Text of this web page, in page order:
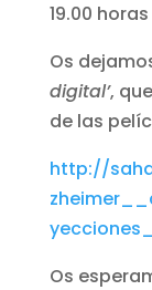
19.00
Os
digital’,
de las
http://
Os